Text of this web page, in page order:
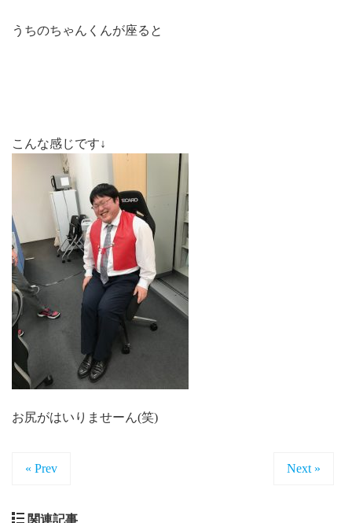
うちのちゃんくんが座ると
こんな感じです↓
お尻がはいりませーん(笑)
« Prev Next »
関連記事